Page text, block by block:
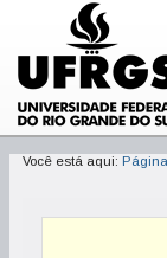
Você está aqui: